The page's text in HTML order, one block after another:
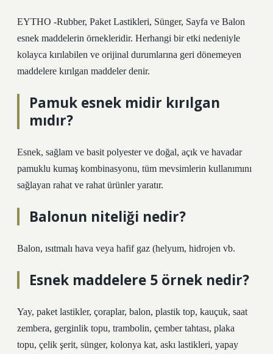
EYTHO -Rubber, Paket Lastikleri, Sünger, Sayfa ve Balon
esnek maddelerin örnekleridir. Herhangi bir etki nedeniyle
kolayca kırılabilen ve orijinal durumlarına geri dönemeyen
maddelere kırılgan maddeler denir.
Pamuk esnek midir kırılgan
mıdır?
Esnek, sağlam ve basit polyester ve doğal, açık ve havadar
pamuklu kumaş kombinasyonu, tüm mevsimlerin kullanımını
sağlayan rahat ve rahat ürünler yaratır.
Balonun niteliği nedir?
Balon, ısıtmalı hava veya hafif gaz (helyum, hidrojen vb.
Esnek maddelere 5 örnek nedir?
Yay, paket lastikler, çoraplar, balon, plastik top, kauçuk, saat
zembera, gerginlik topu, trambolin, çember tahtası, plaka
topu, çelik şerit, sünger, kolonya kat, askı lastikleri, yapay